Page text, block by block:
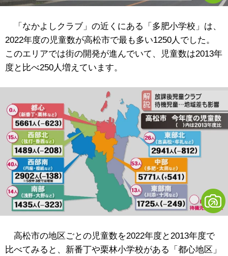
「なかよしクラブ」の近くにある「多肥小学校」は、
2022年度の児童数が高松市で最も多い1250人でした。
このエリアでは街の開発が進んでいて、児童数は2013年
度と比べ250人増えています。
高松市の地区ごとの児童数を2022年度と2013年度で
比べてみると、新番丁や栗林小学校がある「都心地区」